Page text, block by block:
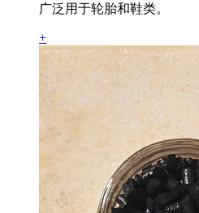
广泛用于轮胎和鞋类。
+